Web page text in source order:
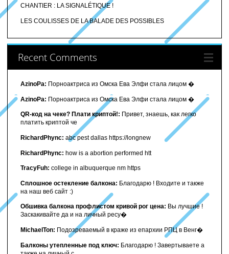
CHANTIER : LA SIGNALÉTIQUE !
LES COULISSES DE LA BALADE DES POSSIBLES
Recent Comments
AzinoPa: Порноактриса из Омска Ева Элфи стала лицом �
AzinoPa: Порноактриса из Омска Ева Элфи стала лицом �
QR-код на чеке? Плати криптой!: Привет, знаешь, как легко
платить криптой че
RichardPhync: abc pest dallas https://longnew
RichardPhync: how is a abortion performed htt
TracyFuh: college in albuquerque nm https
Сплошное остекление балкона: Благодарю ! Входите и также
на наш веб сайт :)
Обшивка балкона профлистом кривой рог цена: Вы лучшие !
Заскакивайте да и на личный ресу�
MichaelTon: Подозреваемый в краже из епархии РПЦ в Венг�
Балконы утепленные под ключ: Благодарю ! Завертываете а